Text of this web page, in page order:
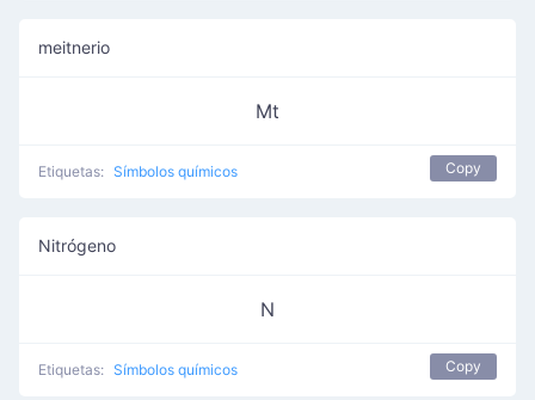
meitnerio
Mt
Etiquetas: Símbolos químicos Copy
Nitrógeno
N
Etiquetas: Símbolos químicos Copy